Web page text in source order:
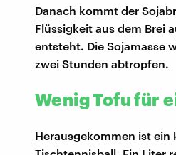
Danach kommt der
Flüssigkeit aus dem Brei
entsteht. Die Sojamasse
zwei Stunden abtropfen.
Wenig Tofu für
Herausgekommen ist ein